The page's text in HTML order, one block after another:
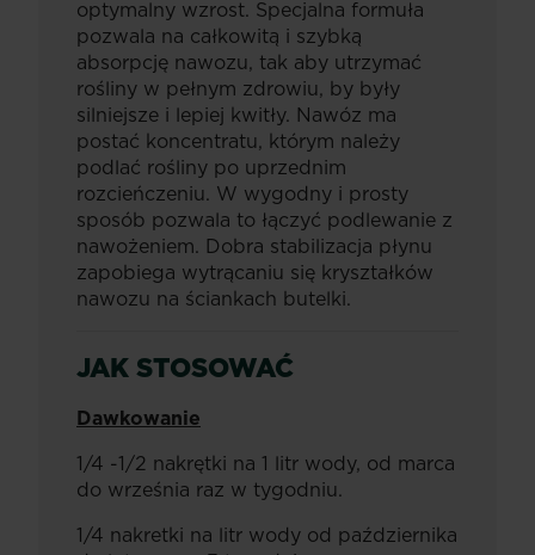
optymalny wzrost. Specjalna formuła
pozwala na całkowitą i szybką
absorpcję nawozu, tak aby utrzymać
rośliny w pełnym zdrowiu, by były
silniejsze i lepiej kwitły. Nawóz ma
postać koncentratu, którym należy
podlać rośliny po uprzednim
rozcieńczeniu. W wygodny i prosty
sposób pozwala to łączyć podlewanie z
nawożeniem. Dobra stabilizacja płynu
zapobiega wytrącaniu się kryształków
nawozu na ściankach butelki.
JAK STOSOWAĆ
Dawkowanie
1/4 -1/2 nakrętki na 1 litr wody, od marca
do września raz w tygodniu.
1/4 nakretki na litr wody od października